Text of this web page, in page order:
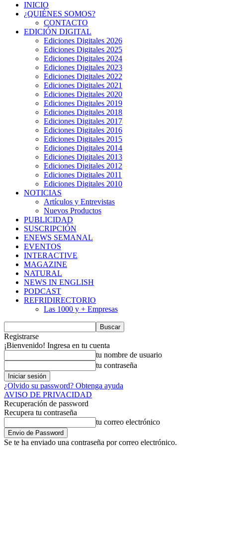
INICIO
¿QUIÉNES SOMOS?
CONTACTO
EDICIÓN DIGITAL
Ediciones Digitales 2026
Ediciones Digitales 2025
Ediciones Digitales 2024
Ediciones Digitales 2023
Ediciones Digitales 2022
Ediciones Digitales 2021
Ediciones Digitales 2020
Ediciones Digitales 2019
Ediciones Digitales 2018
Ediciones Digitales 2017
Ediciones Digitales 2016
Ediciones Digitales 2015
Ediciones Digitales 2014
Ediciones Digitales 2013
Ediciones Digitales 2012
Ediciones Digitales 2011
Ediciones Digitales 2010
NOTICIAS
Artículos y Entrevistas
Nuevos Productos
PUBLICIDAD
SUSCRIPCIÓN
ENEWS SEMANAL
EVENTOS
INTERACTIVE
MAGAZINE
NATURAL
NEWS IN ENGLISH
PODCAST
REFRIDIRECTORIO
Las 1000 y + Empresas
Registrarse
¡Bienvenido! Ingresa en tu cuenta
tu nombre de usuario
tu contraseña
¿Olvido su password? Obtenga ayuda
AVISO DE PRIVACIDAD
Recuperación de password
Recupera tu contraseña
tu correo electrónico
Se te ha enviado una contraseña por correo electrónico.